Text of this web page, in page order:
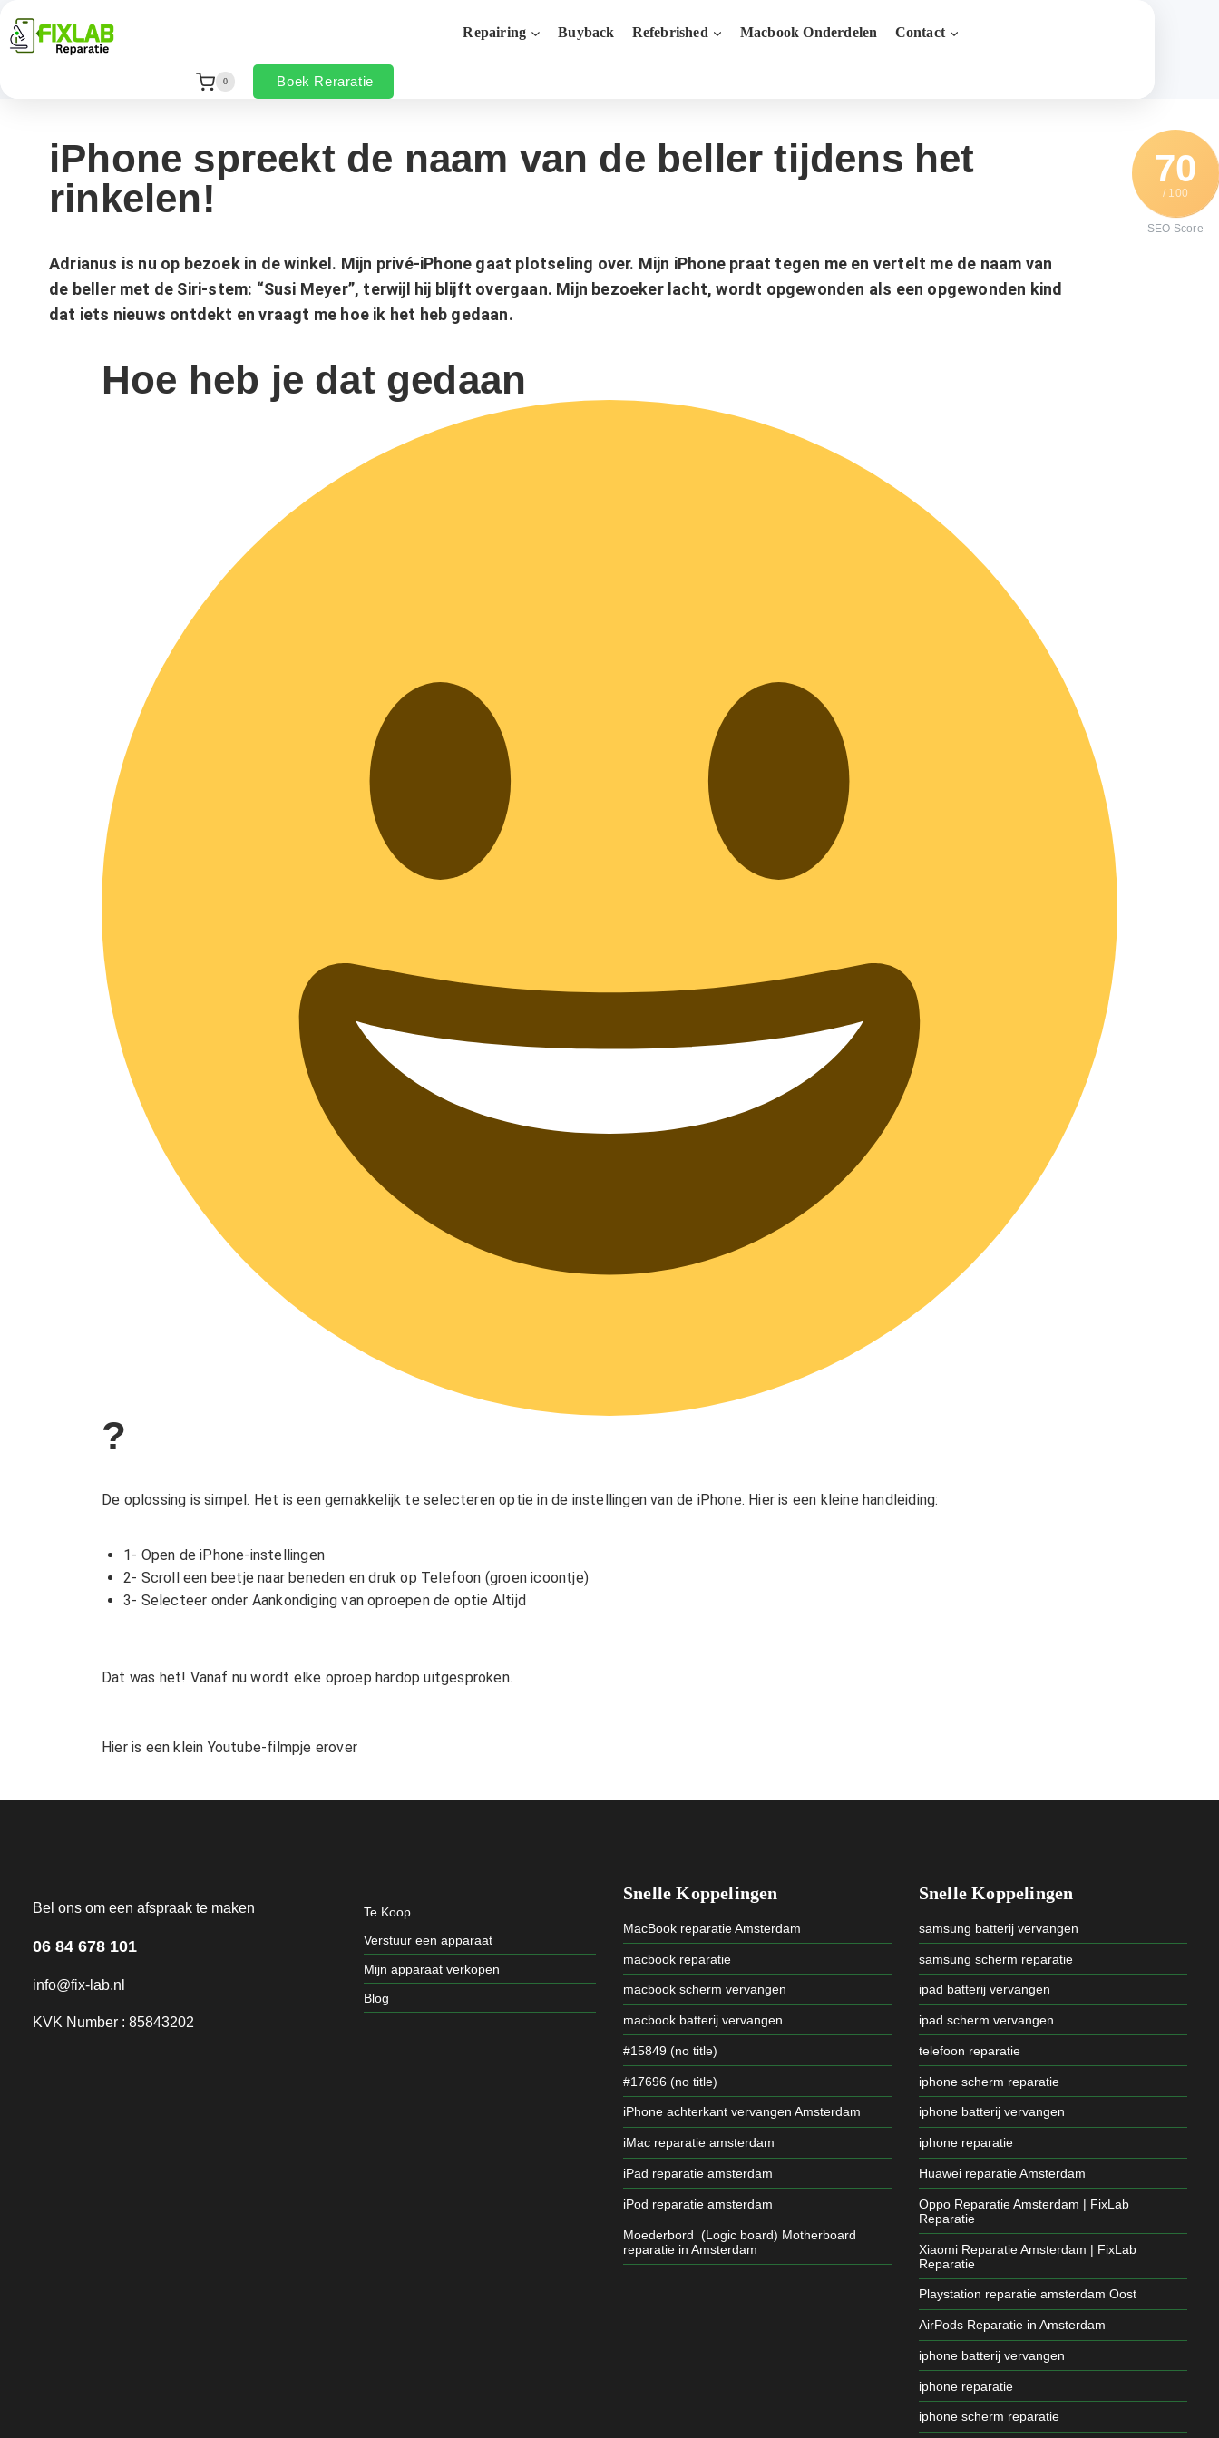
Repairing Buyback Refebrished Macbook Onderdelen Contact
0 Boek Reraratie
70
/ 100
SEO Score
iPhone spreekt de naam van de beller tijdens het
rinkelen!
Adrianus is nu op bezoek in de winkel. Mijn privé-iPhone gaat plotseling over. Mijn iPhone praat tegen me en vertelt me ​​de naam van
de beller met de Siri-stem: “Susi Meyer”, terwijl hij blijft overgaan. Mijn bezoeker lacht, wordt opgewonden als een opgewonden kind
dat iets nieuws ontdekt en vraagt ​​me hoe ik het heb gedaan.
Hoe heb je dat gedaan
?
De oplossing is simpel. Het is een gemakkelijk te selecteren optie in de instellingen van de iPhone. Hier is een kleine handleiding:
1- Open de iPhone-instellingen
2- Scroll een beetje naar beneden en druk op Telefoon (groen icoontje)
3- Selecteer onder Aankondiging van oproepen de optie Altijd
Dat was het! Vanaf nu wordt elke oproep hardop uitgesproken.
Hier is een klein Youtube-filmpje erover
Bel ons om een afspraak te maken
06 84 678 101
info@fix-lab.nl
KVK Number : 85843202
Te Koop
Verstuur een apparaat
Mijn apparaat verkopen
Blog
Snelle Koppelingen
MacBook reparatie Amsterdam
macbook reparatie
macbook scherm vervangen
macbook batterij vervangen
#15849 (no title)
#17696 (no title)
iPhone achterkant vervangen Amsterdam
iMac reparatie amsterdam
iPad reparatie amsterdam
iPod reparatie amsterdam
Moederbord (Logic board) Motherboard
reparatie in Amsterdam
Snelle Koppelingen
samsung batterij vervangen
samsung scherm reparatie
ipad batterij vervangen
ipad scherm vervangen
telefoon reparatie
iphone scherm reparatie
iphone batterij vervangen
iphone reparatie
Huawei reparatie Amsterdam
Oppo Reparatie Amsterdam | FixLab
Reparatie
Xiaomi Reparatie Amsterdam | FixLab
Reparatie
Playstation reparatie amsterdam Oost
AirPods Reparatie in Amsterdam
iphone batterij vervangen
iphone reparatie
iphone scherm reparatie